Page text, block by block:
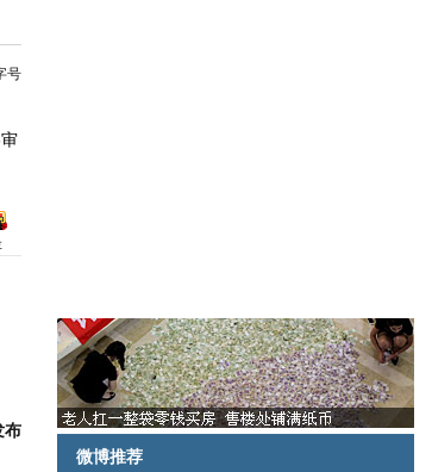
号
布
微博推荐